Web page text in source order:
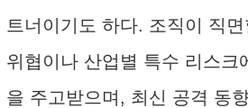
트너이기도 하다. 조직이 직
위협이나 산업별 특수 리스크
을 주고받으며, 최신 공격 동